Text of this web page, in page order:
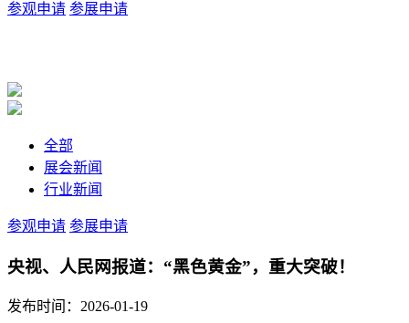
参观申请 参展申请
全部
展会新闻
行业新闻
参观申请 参展申请
央视、人民网报道：“黑色黄金”，重大突破！
发布时间：2026-01-19